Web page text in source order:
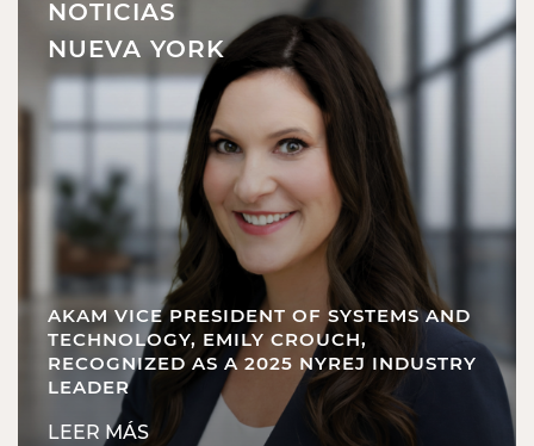
NOTICIAS
NUEVA YORK
AKAM VICE PRESIDENT OF SYSTEMS AND
TECHNOLOGY, EMILY CROUCH,
RECOGNIZED AS A 2025 NYREJ INDUSTRY
LEADER
LEER MÁS